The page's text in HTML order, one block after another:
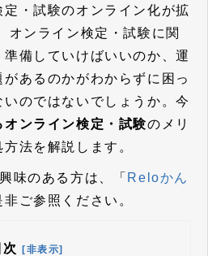
・試験のオンライン化が拡
オンライン検定・試験に関
備していけばいいのか、運
あるのかがわからずに困っ
のではないでしょうか。今
オンライン検定・試験のメリ
法を解説します。
味のある方は、「 Reloかん
非ご参照ください。
次 [非表示]